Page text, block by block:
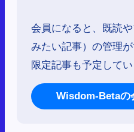
会員になると、既読
みたい記事）の管理
限定記事も予定して
Wisdom-Betaの